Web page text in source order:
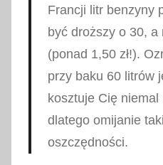
Francji litr benzyny
być droższy o 30,
(ponad 1,50 zł!).
przy baku 60 litrów
kosztuje Cię niemal
dlatego omijanie
oszczędności.